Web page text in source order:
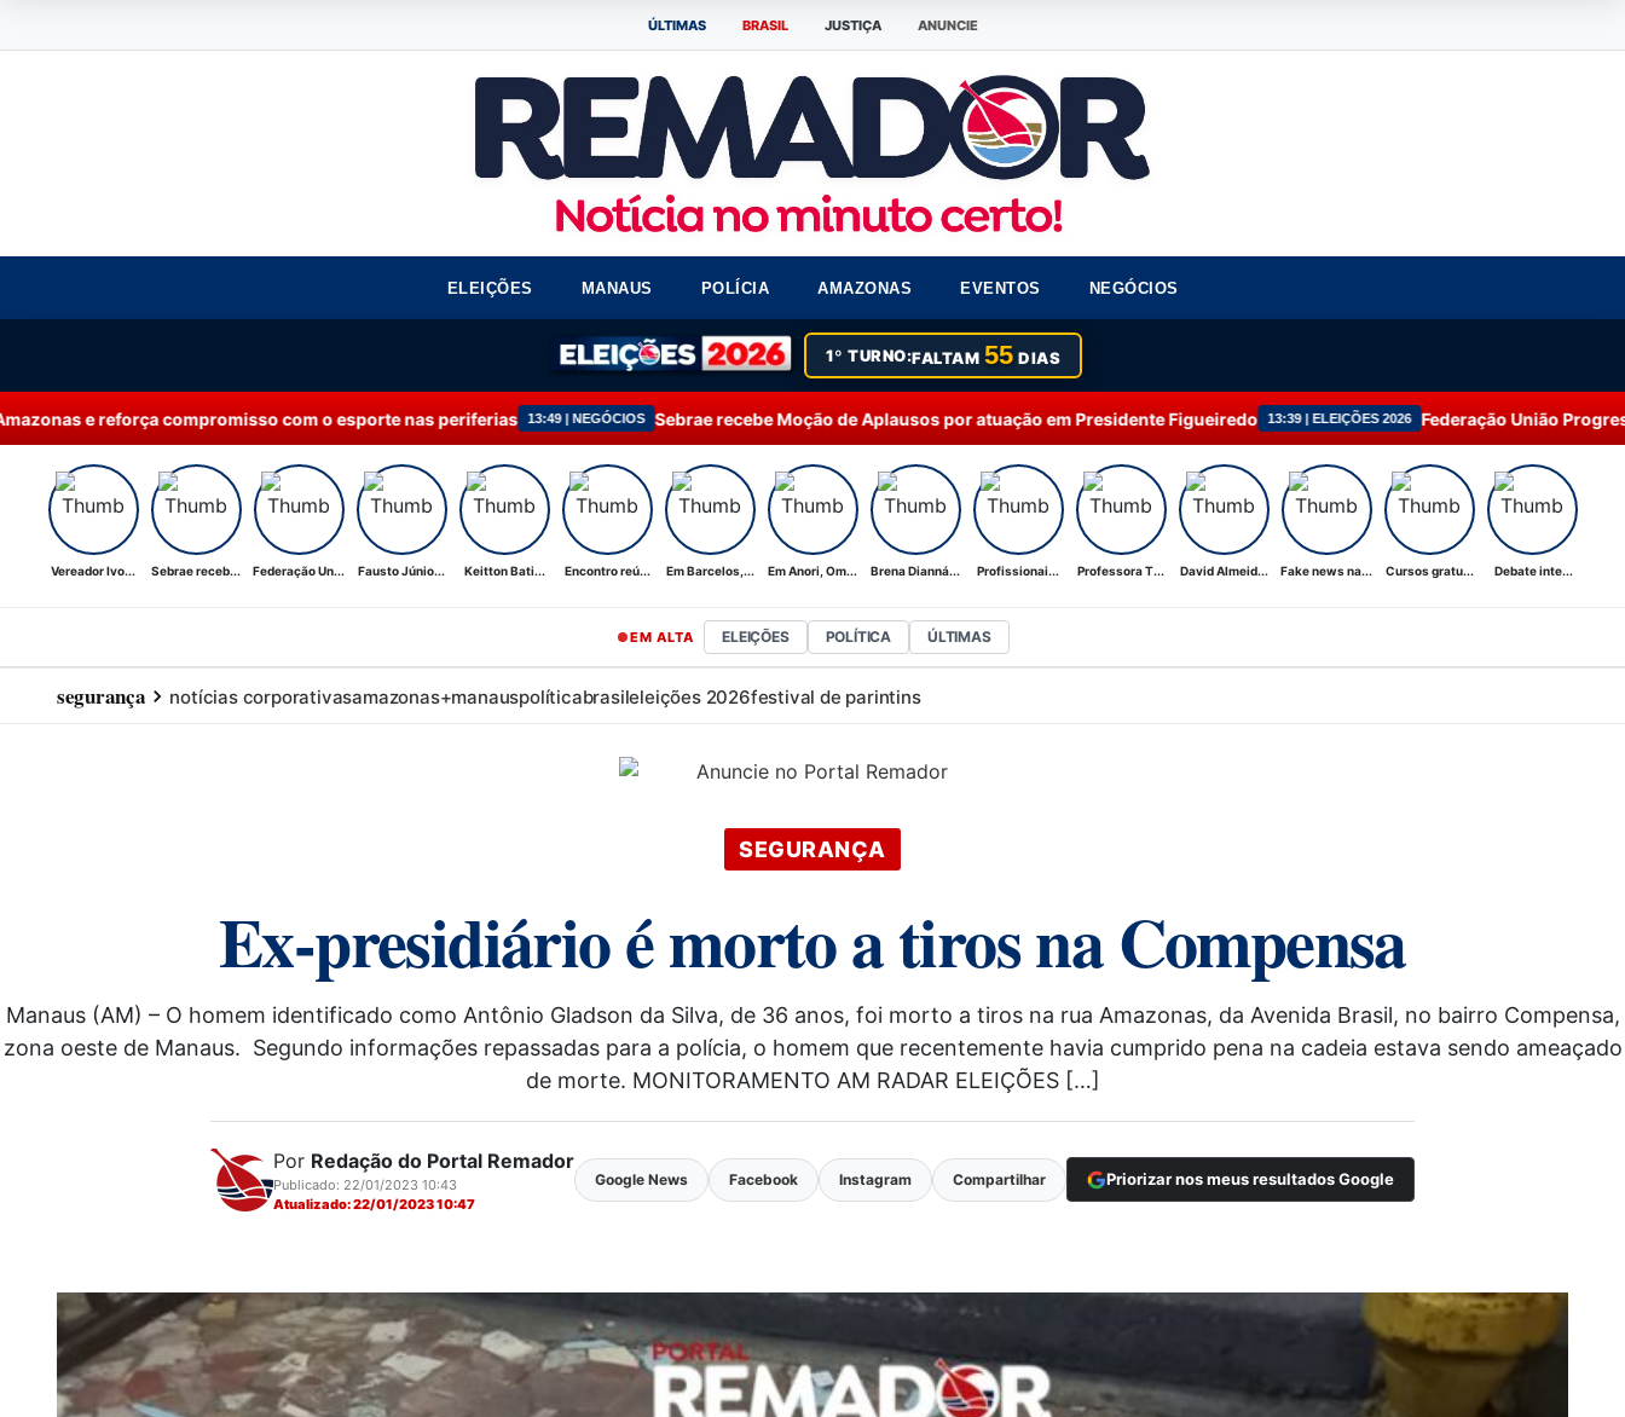
ÚLTIMAS BRASIL JUSTIÇA ANUNCIE
ELEIÇÕES MANAUS POLÍCIA AMAZONAS EVENTOS NEGÓCIOS
1º TURNO:FALTAM 55 DIAS
compromisso com o esporte nas periferias 13:49 | NEGÓCIOS Sebrae recebe Moção de Aplausos por atuação em Presidente Figueiredo 13:39 | ELEIÇÕES 2026 Federação União Progressista amplia
Vereador Ivo... Sebrae receb... Federação Un... Fausto Júnio... Keitton Bati... Encontro reú... Em Barcelos,... Em Anori, Om... Brena Dianná... Profissionai... Professora T... David Almeid... Fake news na... Cursos gratu... Debate inte...
EM ALTA ELEIÇÕES POLÍTICA ÚLTIMAS
segurança notícias corporativasamazonas+manauspolíticabrasileleições 2026festival de parintins
SEGURANÇA
Ex-presidiário é morto a tiros na Compensa
Manaus (AM) – O homem identificado como Antônio Gladson da Silva, de 36 anos, foi morto a tiros na rua Amazonas, da Avenida Brasil, no bairro Compensa,
zona oeste de Manaus. Segundo informações repassadas para a polícia, o homem que recentemente havia cumprido pena na cadeia estava sendo ameaçado
de morte. MONITORAMENTO AM RADAR ELEIÇÕES […]
Por Redação do Portal Remador
Publicado: 22/01/2023 10:43
Atualizado: 22/01/2023 10:47
Google News Facebook Instagram Compartilhar Priorizar nos meus resultados Google